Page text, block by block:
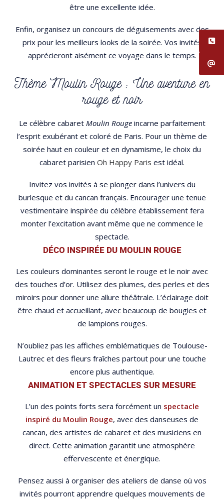
être une excellente idée.
Enfin, organisez un concours de déguisements avec des
prix pour les meilleurs looks de la soirée. Vos invités
apprécieront aisément ce voyage dans le temps.
Thème Moulin Rouge : Une aventure en
rouge et noir
Le célèbre cabaret Moulin Rougeincarne parfaitement
l’esprit exubérant et coloré de Paris. Pour un thème de
soirée haut en couleur et en dynamisme, le choix du
cabaret parisien Oh Happy Paris est idéal.
Invitez vos invités à se plonger dans l’univers du
burlesque et du cancan français. Encourager une tenue
vestimentaire inspirée du célèbre établissement fera
monter l’excitation avant même que ne commence le
spectacle.
DÉCO INSPIRÉE DU MOULIN ROUGE
Les couleurs dominantes seront le rouge et le noir avec
des touches d’or. Utilisez des plumes, des perles et des
miroirs pour donner une allure théâtrale. L’éclairage doit
être chaud et accueillant, avec beaucoup de bougies et
de lampions rouges.
N’oubliez pas les affiches emblématiques de Toulouse-
Lautrec et des fleurs fraîches partout pour une touche
encore plus authentique.
ANIMATION ET SPECTACLES SUR MESURE
L’un des points forts sera forcément un spectacle
inspiré du Moulin Rouge, avec des danseuses de
cancan, des artistes de cabaret et des musiciens en
direct. Cette animation garantit une atmosphère
effervescente et énergique.
Pensez aussi à organiser des ateliers de danse où vos
invités pourront apprendre quelques mouvements de